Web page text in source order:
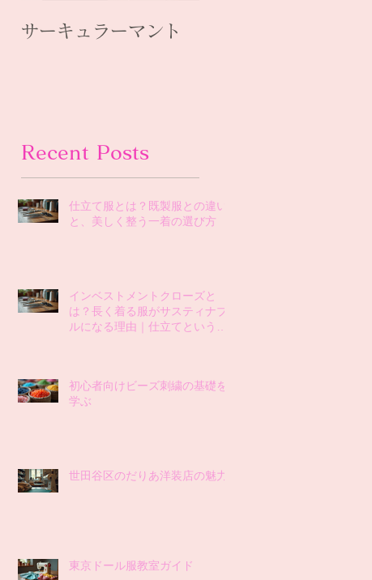
サーキュラーマント
Recent Posts
仕立て服とは？既製服との違い
と、美しく整う一着の選び方
インベストメントクローズと
は？長く着る服がサスティナブ
ルになる理由｜仕立てという選
初心者向けビーズ刺繍の基礎を
学ぶ
世田谷区のだりあ洋装店の魅力
東京ドール服教室ガイド